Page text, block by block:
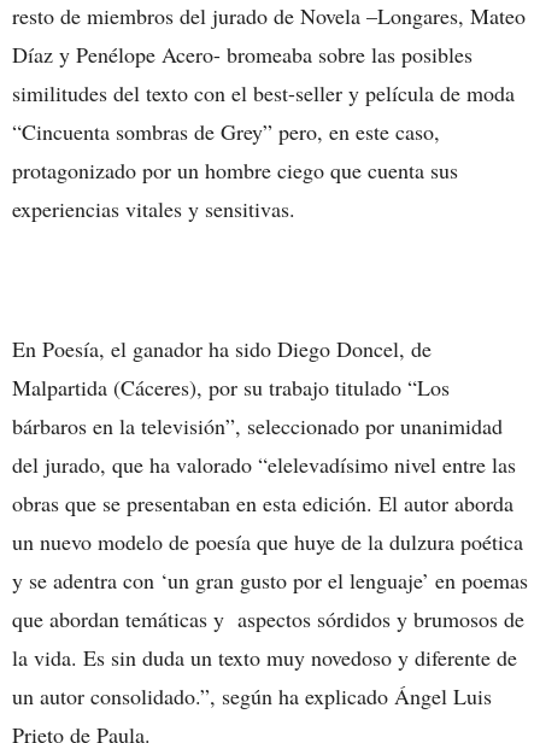
resto de miembros del jurado de Novela –Longares, Mateo
Díaz y Penélope Acero- bromeaba sobre las posibles
similitudes del texto con el best-seller y película de moda
“Cincuenta sombras de Grey” pero, en este caso,
protagonizado por un hombre ciego que cuenta sus
experiencias vitales y sensitivas.
En Poesía, el ganador ha sido Diego Doncel, de
Malpartida (Cáceres), por su trabajo titulado “Los
bárbaros en la televisión”, seleccionado por unanimidad
del jurado, que ha valorado “elelevadísimo nivel entre las
obras que se presentaban en esta edición. El autor aborda
un nuevo modelo de poesía que huye de la dulzura poética
y se adentra con ‘un gran gusto por el lenguaje’ en poemas
que abordan temáticas y aspectos sórdidos y brumosos de
la vida. Es sin duda un texto muy novedoso y diferente de
un autor consolidado.”, según ha explicado Ángel Luis
Prieto de Paula.